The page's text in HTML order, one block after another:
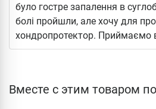
було гостре запалення в
болі пройшли, але хочу для
хондропротектор. Приймаємо
Вместе с этим товаром